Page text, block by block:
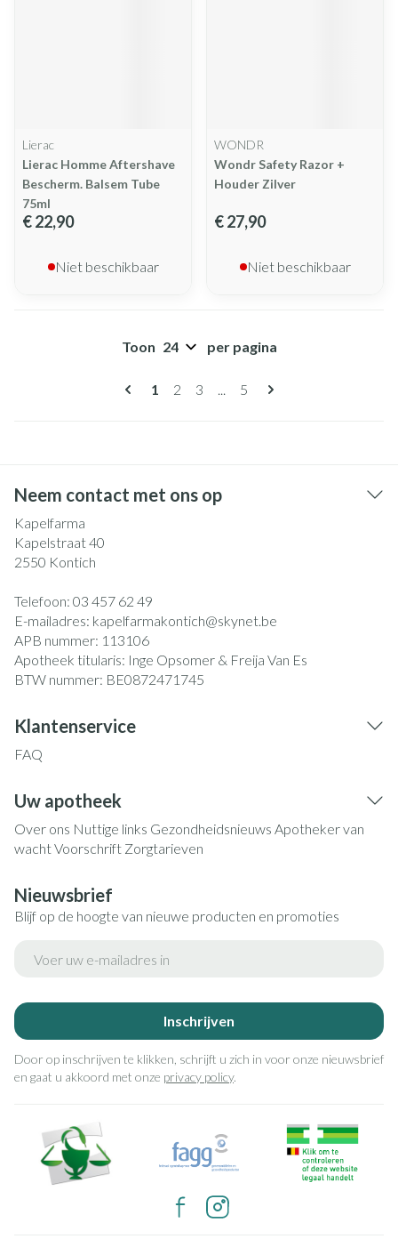
Lierac
Lierac Homme Aftershave
Bescherm. Balsem Tube
75ml
€ 22,90
Niet beschikbaar
WONDR
Wondr Safety Razor +
Houder Zilver
€ 27,90
Niet beschikbaar
Pagina's
U lees momenteel pagina
1 Pagina
2 Pagina
3 ... Pagina
5
Toon per pagina
Neem contact met ons op
Kapelfarma
Kapelstraat 40
2550 Kontich
Telefoon: 03 457 62 49
E-mailadres: kapelfarmakontich@skynet.be
APB nummer: 113106
Apotheek titularis: Inge Opsomer & Freija Van Es
BTW nummer: BE0872471745
Klantenservice
FAQ
Uw apotheek
Over ons Nuttige links Gezondheidsnieuws Apotheker van
wachtVoorschrift Zorgtarieven
Nieuwsbrief
Blijf op de hoogte van nieuwe producten en promoties
Inschrijven
Door op inschrijven te klikken, schrijft u zich in voor onze nieuwsbrief
en gaat u akkoord met onze privacy policy.